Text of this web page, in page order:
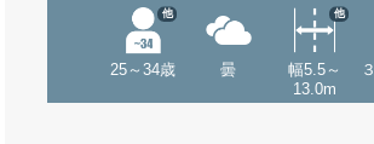
25～34歳
他
曇
幅5.5～
13.0m
他